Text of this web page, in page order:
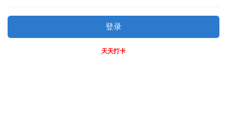
登录
天天打卡